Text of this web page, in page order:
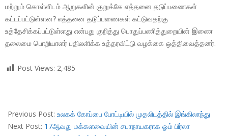
மற்றும் கொள்ளிடம் ஆறுகளின் குறுக்கே எத்தனை தடுப்பணைகள்
கட்டப்பட்டுள்ளன? எத்தனை தடுப்பணைகள் கட்டுவதற்கு
உத்தேசிக்கப்பட்டுள்ளது என்பது குறித்து பொதுப்பணித்துறையின் இணை
தலைமை பொறியாளர் பதிலளிக்க உத்தரவிட்டு வழக்கை ஒத்திவைத்தனர்.
Post Views: 2,485
06-
19
Previous Post: உலகக் கோப்பை போட்டியில் முதலிடத்தில் இங்கிலாந்து
Next Post: 17ஆவது மக்களவையின் சபாநாயகராக ஓம் பிர்லா